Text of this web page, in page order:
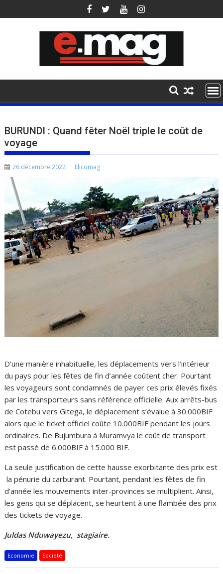
to
BURUNDI : Quand fêter Noël triple le coût de
voyage
26 décembre 2022 Elicomag
D’une manière inhabituelle, les déplacements vers l’intérieur
du pays pour les fêtes de fin d’année coûtent cher. Pourtant
les voyageurs sont condamnés de payer ces prix élevés fixés
par les transporteurs sans référence officielle. Aux arrêts-bus
de Cotebu vers Gitega, le déplacement s’évalue à 30.000BIF
alors que le ticket officiel coûte 10.000BIF pendant les jours
ordinaires. De Bujumbura à Muramvya le coût de transport
est passé de 6.000BIF à 15.000 BIF.
La seule justification de cette hausse exorbitante des prix est
la pénurie du carburant. Pourtant, pendant les fêtes de fin
d’année les mouvements inter-provinces se multiplient. Ainsi,
les gens qui se déplacent, se heurtent à une flambée des prix
des tickets de voyage.
Juldas Nduwayezu, stagiaire.
Economie Societé